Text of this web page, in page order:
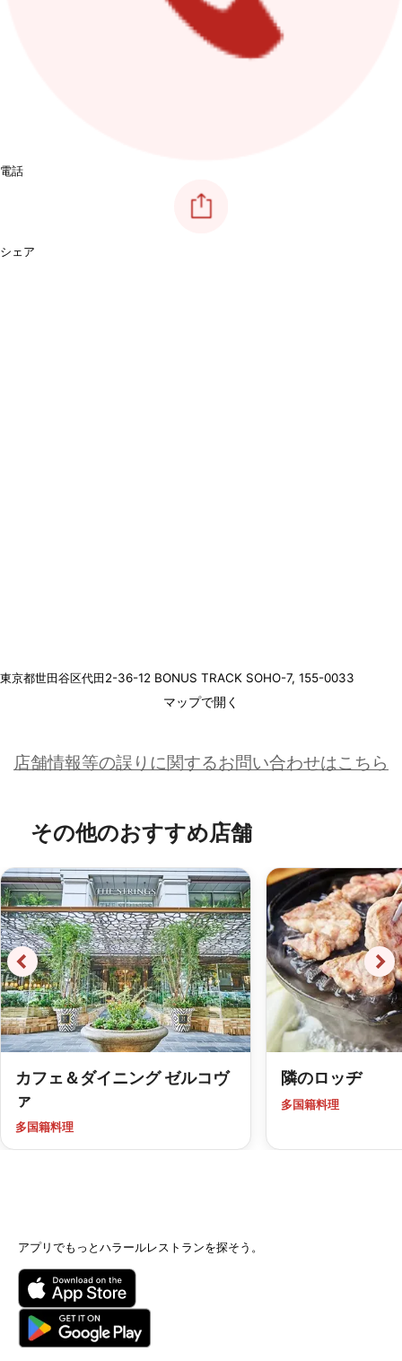
電話
シェア
東京都世田谷区代田2-36-12 BONUS TRACK SOHO-7, 155-0033
マップで開く
店舗情報等の誤りに関するお問い合わせはこちら
その他のおすすめ店舗
カフェ＆ダイニング ゼルコヴ
ァ
多国籍料理
隣のロッヂ
多国籍料理
アプリでもっとハラールレストランを探そう。